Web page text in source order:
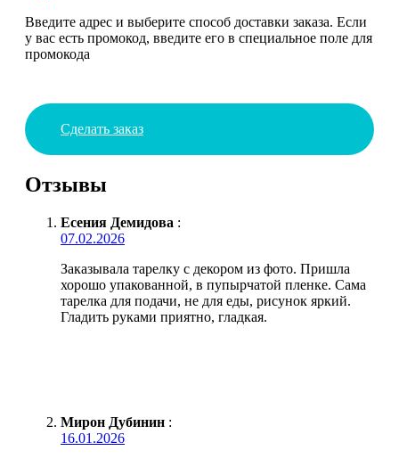
Введите адрес и выберите способ доставки заказа. Если
у вас есть промокод, введите его в специальное поле для
промокода
Сделать заказ
Отзывы
Есения Демидова :
07.02.2026
Заказывала тарелку с декором из фото. Пришла
хорошо упакованной, в пупырчатой пленке. Сама
тарелка для подачи, не для еды, рисунок яркий.
Гладить руками приятно, гладкая.
Мирон Дубинин :
16.01.2026